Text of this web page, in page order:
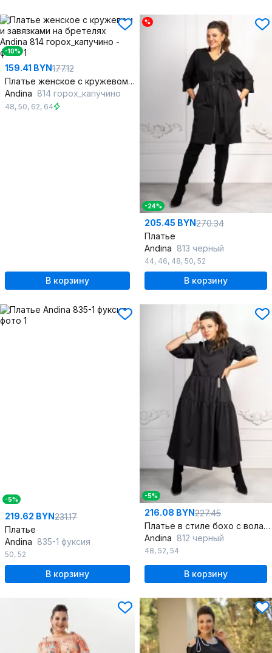
-10%
159.41 BYN177.12
Платье женское с кружевом и завязками на бретелях
Andina 814 горох_капучино
48, 50, 62, 64
В корзину
%
-24%
205.45 BYN270.34
Платье
Andina 813 черный
44, 46, 48, 50, 52
В корзину
-5%
219.62 BYN231.17
Платье
Andina 835-1 фуксия
50, 52
В корзину
-5%
216.08 BYN227.45
Платье в стиле бохо с воланами и карманами
Andina 812 черный
48, 52, 54
В корзину